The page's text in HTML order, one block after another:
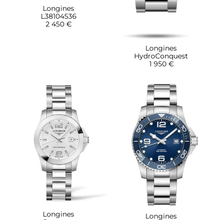
Longines
L38104536
2 450 €
Longines
HydroConquest
1 950 €
Longines
Longines